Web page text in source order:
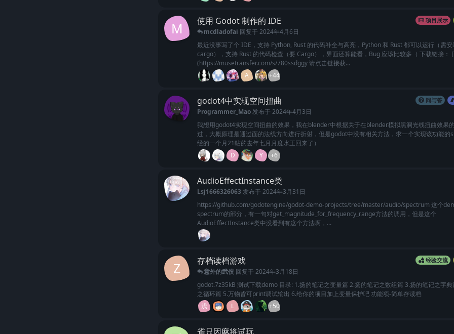
M 使用 Godot 制作的 IDE 项目展示
mcdladofai 回复于 2024年4月6日
最近没事写了个 IDE，支持 Python, Rust 的代码补全与高亮，Python 和 Rust 都可以运行（需
cargo），支持 Rust 的代码检查（要 Cargo），界面还算能看，Bug 应该比较多（ 下载链接：
(https://musetransfer.com/s/780ssdggy 请点击链接获...
A
+44
godot4中实现空间扭曲 问与答
Programmer_Mao发布于 2024年4月3日
我想用godot4实现空间扭曲的效果，我在blender中根据关于在blender模拟黑洞光线扭曲效果
过，大概原理是通过面的法线方向进行折射，但是godot中没有相关方法，求一个实现该功能的
经的一个月21帖的去年七月月度水王回来了）
D
Y +6
AudioEffectInstance类
Lsj1666326063发布于 2024年3月31日
https://github.com/godotengine/godot-demo-projects/tree/master/audio/spectrum 这个
spectrum的部分，有一句对get_magnitude_for_frequency_range方法的调用，但是这个
AudioEffectInstance类中没看到有这个方法啊，...
Z 存档读档游戏 经验交流
意外的武侠 回复于 2024年3月18日
godot.7z35kB 测试下载demo 目录: 1.扬的笔记之变量篇 2.扬的笔记之数组篇 3.扬的笔记之字
之循环篇 5.万物皆可print调试输出 6.给你的项目加上变量保护吧 功能项-简单存读档
浅
L +50
雀只因麻将试玩